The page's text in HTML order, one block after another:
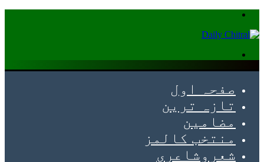
صفحہ اول
تازہ ترین
مضامین
منتخب کالمز
شعروشاعری